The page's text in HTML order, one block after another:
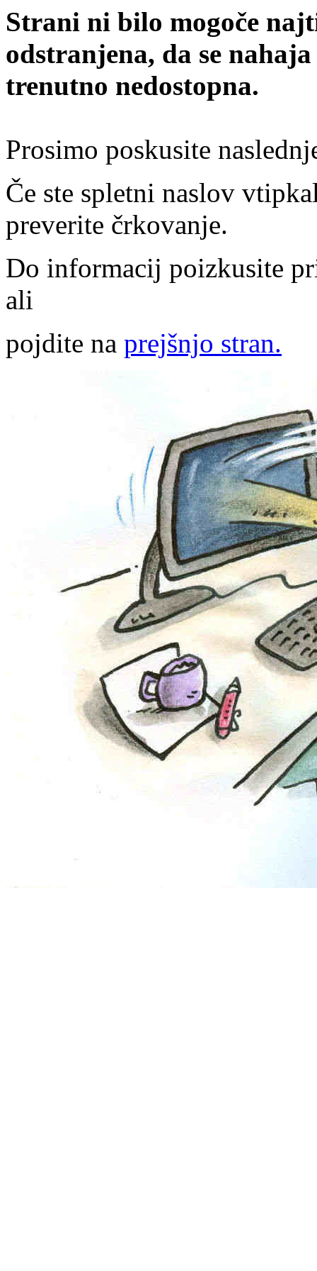
Strani ni bilo mogoče
odstranjena, da se
trenutno nedostopna.
Prosimo poskusite
Če ste spletni naslov
preverite črkovanje.
Do informacij poizkusite
ali
pojdite na prejšnjo stran.